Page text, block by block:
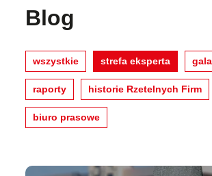
Blog
wszystkie strefa eksperta gala
raporty historie Rzetelnych Firm
biuro prasowe